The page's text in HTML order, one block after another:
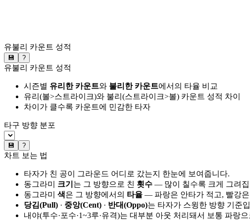
유불리 카운트 성적
💾 ?
유불리 카운트 성적
시즌별 유리한 카운트와 불리한 카운트에서의 타율 비교
유리(볼>스트라이크)와 불리(스트라이크>볼) 카운트 성적 차이
차이가 클수록 카운트에 민감한 타자
타구 방향 분포
💾 ?
차트 보는 법
타자가 친 공이 그라운드 어디로 갔는지 한눈에 보여줍니다.
동그라미 크기 는 그 방향으로 친 횟수 — 많이 칠수록 크게 그려
동그라미 색은 그 방향에서의 타율 — 파랑은 안타가 적고, 빨강
당김(Pull) · 중앙(Cent) · 반대(Oppo)는 타자가 스윙한 방향 기준
내야(투수·포수·1~3루·유격)는 대부분 아웃 처리돼서 보통 파랑